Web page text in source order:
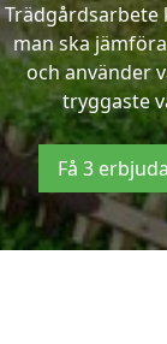
Trädgårdsarbete
man ska
och använder
tryggaste
Få 3